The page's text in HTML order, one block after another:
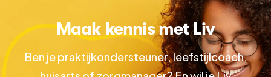
Maak kennis met Liv
Ben je praktijkondersteuner, leefstijlcoach,